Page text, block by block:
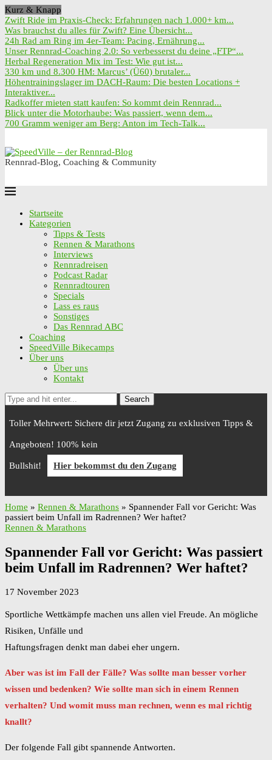
Kurz & Knapp
Zwift Ride im Praxis-Check: Erfahrungen nach 1.000+ km...
Was brauchst du alles für Zwift? Eine Übersicht...
24h Rad am Ring im 4er-Team: Pacing, Ernährung...
Unser Rennrad-Coaching 2.0: So verbesserst du deine „FTP“...
Herbal Regeneration Mix im Test: Wie gut ist...
330 km und 8.300 HM: Marcus’ (Ü60) brutaler...
Höhentrainingslager im DACH-Raum: Die besten Locations +
Interaktiver...
Radkoffer mieten statt kaufen: So kommt dein Rennrad...
Blick unter die Motorhaube: Was passiert, wenn dem...
700 Gramm weniger am Berg: Anton im Tech-Talk...
Rennrad-Blog, Coaching & Community
Startseite
Kategorien
Tipps & Tests
Rennen & Marathons
Interviews
Rennradreisen
Podcast Radar
Rennradtouren
Specials
Lass es raus
Sonstiges
Das Rennrad ABC
Coaching
SpeedVille Bikecamps
Über uns
Über uns
Kontakt
Search
Toller Mehrwert: Sichere dir jetzt Zugang zu exklusiven Tipps &
Angeboten! 100% kein
Bullshit! Hier bekommst du den Zugang
Home » Rennen & Marathons » Spannender Fall vor Gericht: Was
passiert beim Unfall im Radrennen? Wer haftet?
Rennen & Marathons
Spannender Fall vor Gericht: Was passiert
beim Unfall im Radrennen? Wer haftet?
17 November 2023
Sportliche Wettkämpfe machen uns allen viel Freude. An mögliche
Risiken, Unfälle und
Haftungsfragen denkt man dabei eher ungern.
Aber was ist im Fall der Fälle? Was sollte man besser vorher
wissen und bedenken? Wie sollte man sich in einem Rennen
verhalten? Und womit muss man rechnen, wenn es mal richtig
knallt?
Der folgende Fall gibt spannende Antworten.